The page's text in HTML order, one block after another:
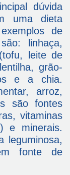
dúvida
uma dieta
de
linhaça,
leite de
grão-
e a chia.
arroz,
são fontes
vitaminas
e minerais.
leguminosa,
fonte de